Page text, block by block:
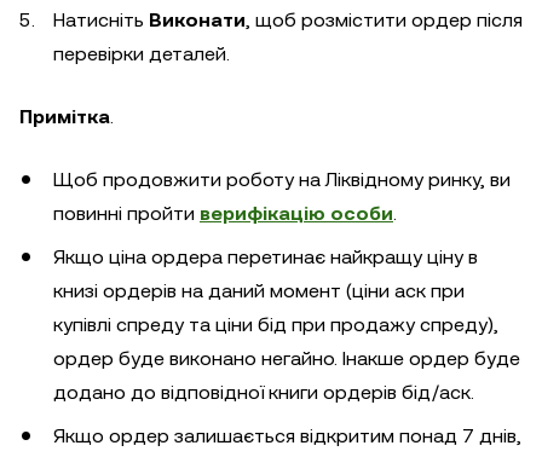
Натисніть Виконати , щоб розмістити ордер після
перевірки деталей.
Примітка
Щоб продовжити роботу на Ліквідному ринку, ви
повинні пройти верифікацію особи
Якщо ціна ордера перетинає найкращу ціну в
книзі ордерів на даний момент (ціни аск при
купівлі спреду та ціни бід при продажу спреду),
ордер буде виконано негайно. Інакше ордер буде
додано до відповідної книги ордерів бід/аск.
Якщо ордер залишається відкритим понад 7 днів,